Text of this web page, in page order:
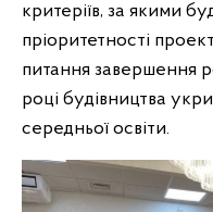
критеріїв, за якими
пріоритетності
питання завершення
році будівництва
середньої освіти.